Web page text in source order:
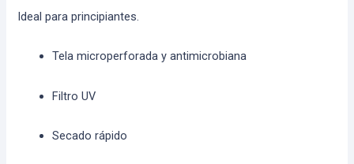
Ideal para principiantes.
Tela microperforada y antimicrobiana
Filtro UV
Secado rápido